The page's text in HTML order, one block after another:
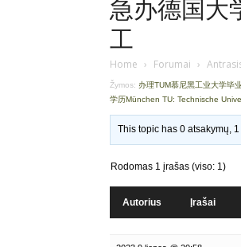
急办德国大
工
Home › Forumai ›
Žymos: 办理TUM慕尼黑工业大学毕
学历München TU: Technische
This topic has 0 atsakymų,
Rodomas 1 įrašas (viso: 1)
Autorius Įrašai